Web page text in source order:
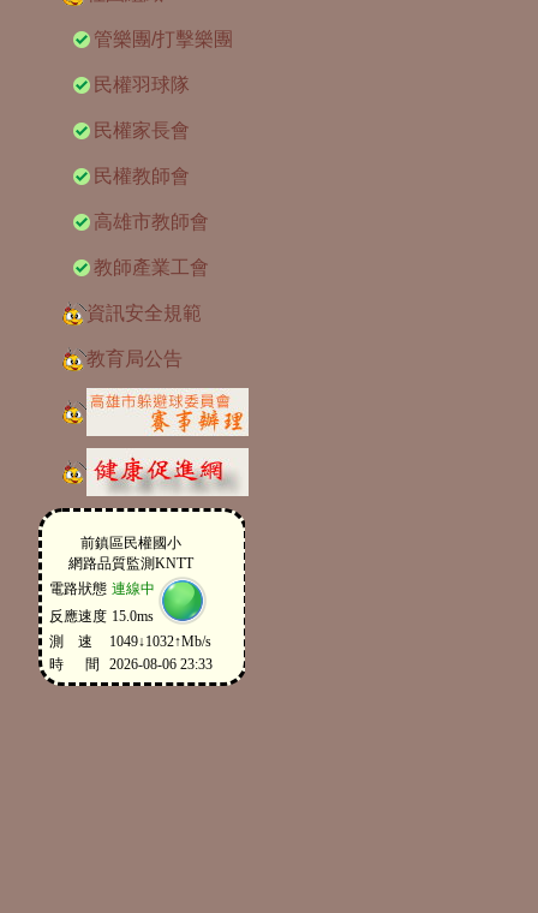
管樂團/打擊樂團
民權羽球隊
民權家長會
民權教師會
高雄市教師會
教師產業工會
資訊安全規範
教育局公告